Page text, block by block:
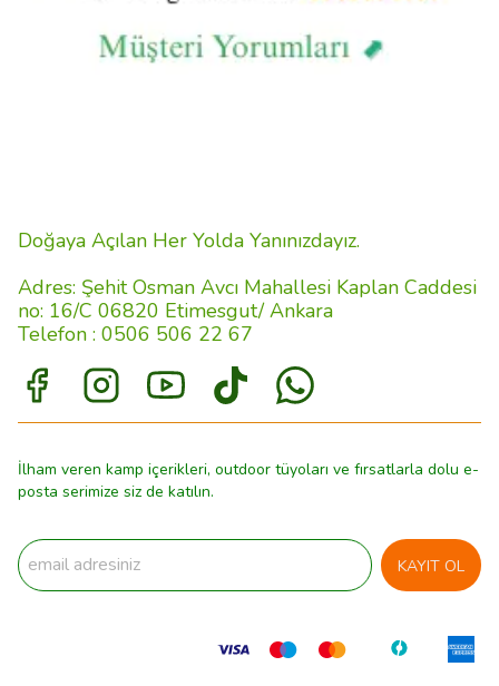
Doğaya Açılan Her Yolda Yanınızdayız.
Adres: Şehit Osman Avcı Mahallesi Kaplan Caddesi
no: 16/C 06820 Etimesgut/ Ankara
Telefon : 0506 506 22 67
İlham veren kamp içerikleri, outdoor tüyoları ve fırsatlarla dolu e-
posta serimize siz de katılın.
KAYIT OL